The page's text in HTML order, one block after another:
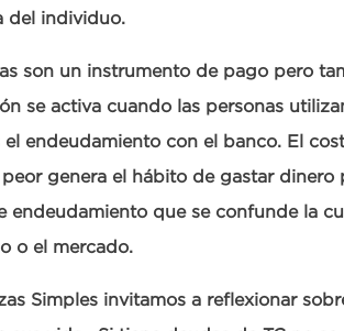
del individuo.
son un instrumento de pago pero
se activa cuando las personas
el endeudamiento con el banco. El
genera el hábito de gastar dinero
endeudamiento que se confunde la
o el mercado.
Simples invitamos a reflexionar